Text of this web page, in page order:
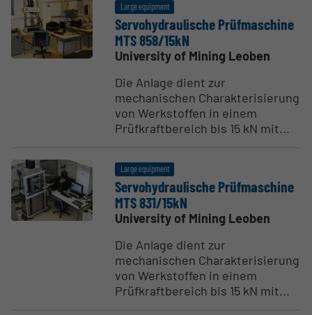
Large equipment
Servo­hy­draulische Prüfmas­chine
MTS 858/15kN
University of Mining Leoben
Die Anlage dient zur
mechanischen Charakterisierung
von Werkstoffen in einem
Prüfkraftbereich bis 15 kN mit...
Large equipment
Servo­hy­draulische Prüfmas­chine
MTS 831/15kN
University of Mining Leoben
Die Anlage dient zur
mechanischen Charakterisierung
von Werkstoffen in einem
Prüfkraftbereich bis 15 kN mit...